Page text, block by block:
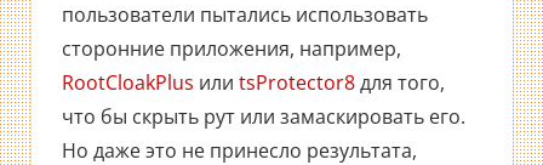
пользователи пытались использовать
сторонние приложения, например,
RootCloakPlus или tsProtector8для того,
что бы скрыть рут или замаскировать его.
Но даже это не принесло результата,